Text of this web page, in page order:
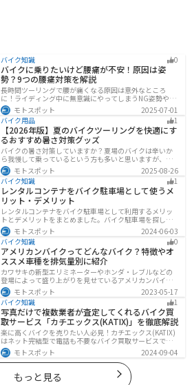
バイク知識 0
バイクに乗りたいけど腰痛が不安！原因は姿
勢？9つの腰痛対策を解説
長時間ツーリングで腰が痛くなる原因は意外なところ
に！ライディング中に無意識にやってしまうNG姿勢や体
への負担、今すぐ見直せる予防・対策法をわかりやすく
解説。腰痛対策に効果的な便利アイテムも紹介し、快適
で楽しいツーリングをサポートします。
モトスポット
2025-07-01
バイク用品
1
【2026年版】夏のバイクツーリングを快適にす
るおすすめ暑さ対策グッズ
バイクの暑さ対策していますか？夏場のバイクは辛いか
ら我慢して乗っているという方も多いと思いますが、し
っかりと暑さ対策をすれば夏場でも快適にバイクに乗る
ことができます！この記事では、夏場のバイク暑さ対策
の基本と暑さ対策グッズを紹介します！
モトスポット
2025-08-26
バイク知識
1
レンタルコンテナをバイク駐車場として使うメ
リット・デメリット
レンタルコンテナをバイク駐車場として利用するメリッ
トとデメリットをまとめました。バイク駐車場を探して
いるなら、最強のセキュリティでバイクの劣化も防げる
レンタルコンテナを検討してみませんか？キャンペーン
を利用することで格安で利用できます。
モトスポット
2024-06-03
バイク知識
0
アメリカンバイクってどんなバイク？特徴やオ
ススメ車種を排気量別に紹介
カワサキの新型エリミネーターやホンダ・レブルなどの
登場によって盛り上がりを見せているアメリカンバイ
ク。スタイリッシュに乗れることはもちろん、ツーリン
グや通学通勤もこなせるアメリカンバイクの特徴や、オ
ススメの車種についてご紹介します！
モトスポット
2023-05-17
バイク知識
1
写真だけで複数業者が査定してくれるバイク買
取サービス「カチエックス(KATIX)」を徹底解説
楽に高くバイクを売りたい人必見！カチエックス(KATIX)
はネット完結型で電話も不要なバイク買取サービスで
す。バイク情報と写真を登録するだけで、複数のバイク
業者がオークション形式で価格を競い合ってくれるの
で、何もせず最高値でバイクを売ることができます。
モトスポット 2024-09-04
もっと見る